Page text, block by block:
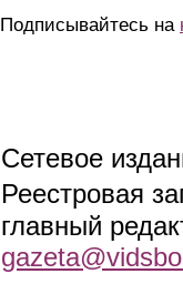
Подписывайтесь на
Сетевое
Реестровая
главный